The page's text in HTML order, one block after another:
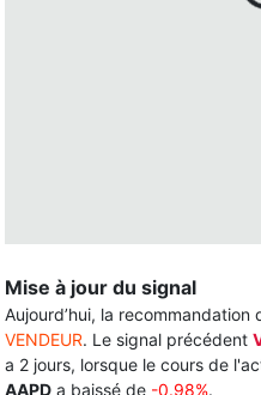
Mise à jour du signal
Aujourd’hui, la
VENDEUR. Le signal précédent
a 2 jours, lorsque le cours de
AAPD a baissé de -0.98%.